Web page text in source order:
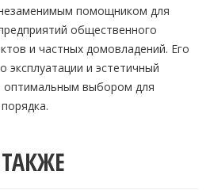
помощником для
общественного
и частных домовладений. Его
эксплуатации и эстетичный
оптимальным выбором для